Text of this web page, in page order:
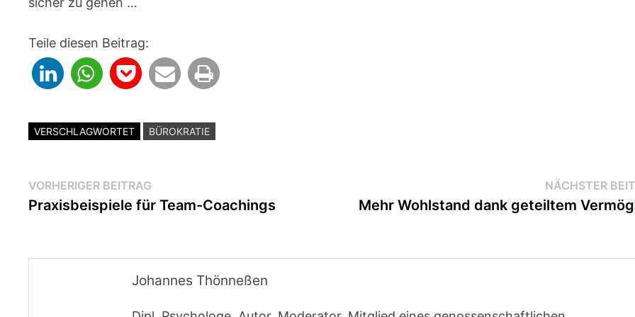
Teile diesen Beitrag:
VERSCHLAGWORTET BÜROKRATIE
Beitragsnavigation
VORHERIGER BEITRAG
Beitrag:
Praxisbeispiele für Team-Coachings
NÄCHSTER
Mehr Wohlstand dank geteiltem
Johannes Thönneßen